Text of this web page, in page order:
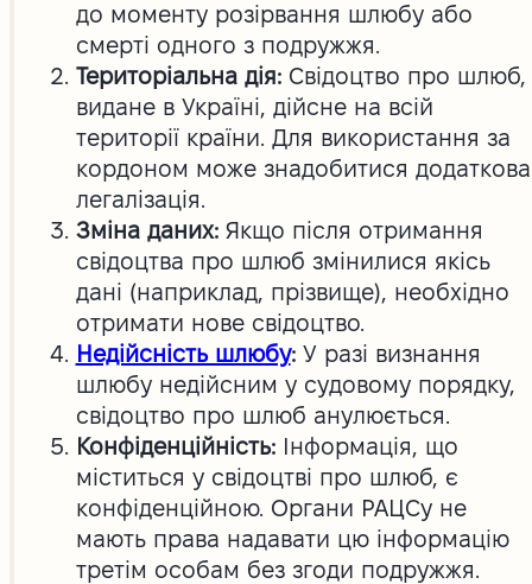
до моменту розірвання шлюбу або
смерті одного з подружжя.
Територіальна дія: Свідоцтво про шлюб,
видане в Україні, дійсне на всій
території країни. Для використання за
кордоном може знадобитися додаткова
легалізація.
Зміна даних:Якщо після отримання
свідоцтва про шлюб змінилися якісь
дані (наприклад, прізвище), необхідно
отримати нове свідоцтво.
Недійсність шлюбу:У разі визнання
шлюбу недійсним у судовому порядку,
свідоцтво про шлюб анулюється.
Конфіденційність:Інформація, що
міститься у свідоцтві про шлюб, є
конфіденційною. Органи РАЦСу не
мають права надавати цю інформацію
третім особам без згоди подружжя.